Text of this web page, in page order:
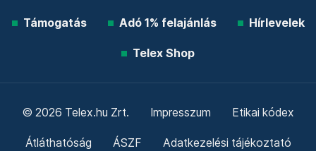
Támogatás Adó 1% felajánlás Hírlevelek
Telex Shop
© 2026 Telex.hu Zrt. Impresszum Etikai kódex
Átláthatóság ÁSZF Adatkezelési tájékoztató